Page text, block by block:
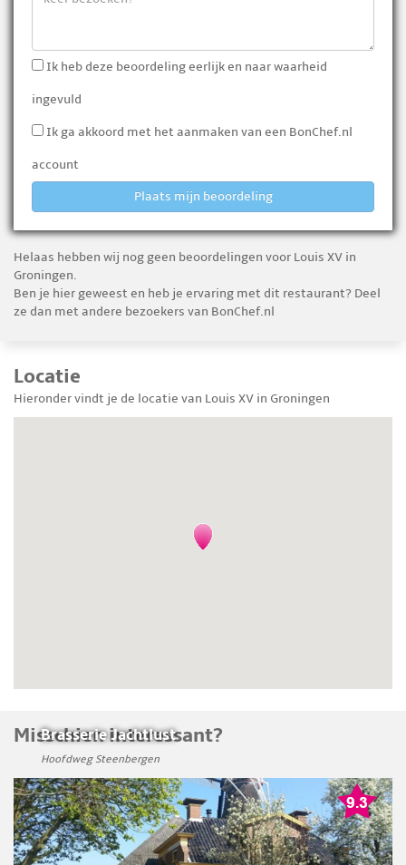
Ik heb deze beoordeling eerlijk en naar waarheid
ingevuld
Ik ga akkoord met het aanmaken van een BonChef.nl
account
Plaats mijn beoordeling
Helaas hebben wij nog geen beoordelingen voor Louis XV in
Groningen.
Ben je hier geweest en heb je ervaring met dit restaurant? Deel
ze dan met andere bezoekers van BonChef.nl
Locatie
Hieronder vindt je de locatie van Louis XV in Groningen
Misschien interessant?
Brasserie Jachtlust
Hoofdweg Steenbergen